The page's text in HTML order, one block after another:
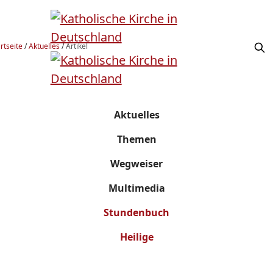
/Aktuelles/Artikel
Aktuelles
Themen
Wegweiser
Multimedia
Stundenbuch
Heilige